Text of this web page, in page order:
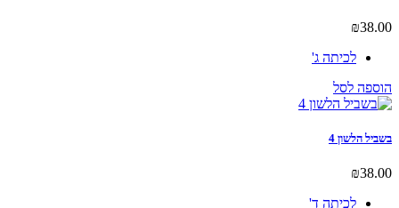
₪
לכיתה ג'
לסל
4
₪
לכיתה ד'